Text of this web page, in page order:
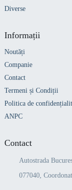
Diverse
Informații
Noutăți
Companie
Contact
Termeni și Condiții
Politica de
ANPC
Contact
Autostrada
077040,